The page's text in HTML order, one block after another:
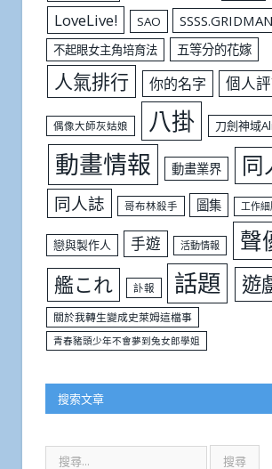
LoveLive! SAO SSSS.GRIDMAN
不起眼女主角培育法 五等分的花嫁
人氣排行 你的名字 個人
偶像大師灰姑娘 八掛 刀劍神域
動畫情報 動畫業界 同
同人誌 哥布林殺手 圖集 工作
戀與製作人 手遊 活動情報 聲
艦これ 訃報 話題 遊
關於我轉生變成史萊姆這檔事
青春豬頭少年不會夢到兔女郎學姐
搜索文章